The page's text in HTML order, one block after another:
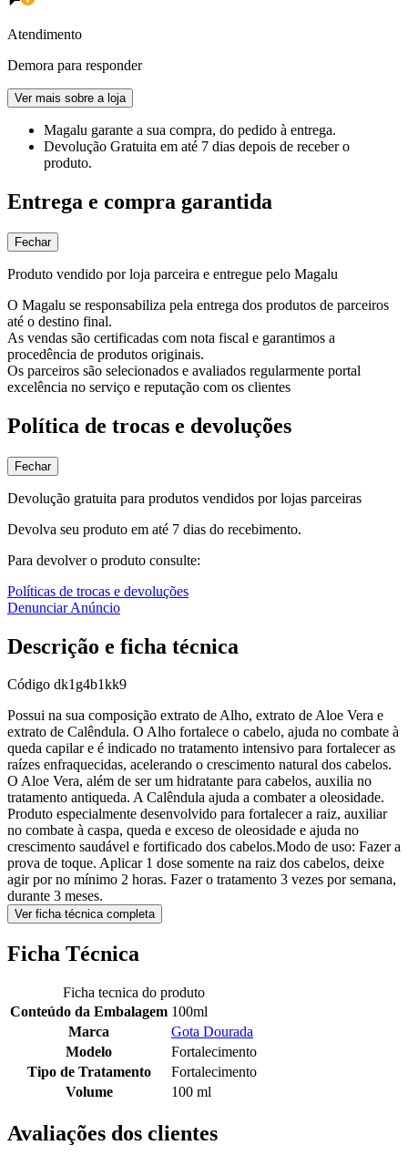
Atendimento
Demora para responder
Ver mais sobre a loja
Magalu garante a sua compra, do pedido à entrega.
Devolução Gratuita em até 7 dias depois de receber o
produto.
Entrega e compra garantida
Fechar
Produto vendido por loja parceira e entregue pelo Magalu
O Magalu se responsabiliza pela entrega dos produtos de parceiros
até o destino final.
As vendas são certificadas com nota fiscal e garantimos a
procedência de produtos originais.
Os parceiros são selecionados e avaliados regularmente portal
excelência no serviço e reputação com os clientes
Política de trocas e devoluções
Fechar
Devolução gratuita para produtos vendidos por lojas parceiras
Devolva seu produto em até 7 dias do recebimento.
Para devolver o produto consulte:
Políticas de trocas e devoluções
Denunciar Anúncio
Descrição e ficha técnica
Código dk1g4b1kk9
Possui na sua composição extrato de Alho, extrato de Aloe Vera e
extrato de Calêndula. O Alho fortalece o cabelo, ajuda no combate à
queda capilar e é indicado no tratamento intensivo para fortalecer as
raízes enfraquecidas, acelerando o crescimento natural dos cabelos.
O Aloe Vera, além de ser um hidratante para cabelos, auxilia no
tratamento antiqueda. A Calêndula ajuda a combater a oleosidade.
Produto especialmente desenvolvido para fortalecer a raiz, auxiliar
no combate à caspa, queda e exceso de oleosidade e ajuda no
crescimento saudável e fortificado dos cabelos.Modo de uso: Fazer a
prova de toque. Aplicar 1 dose somente na raiz dos cabelos, deixe
agir por no mínimo 2 horas. Fazer o tratamento 3 vezes por semana,
durante 3 meses.
Ver ficha técnica completa
Ficha Técnica
Ficha tecnica do produto
Conteúdo da Embalagem 100ml
Marca
Gota Dourada
Modelo
Fortalecimento
Tipo de Tratamento
Fortalecimento
Volume
100 ml
Avaliações dos clientes